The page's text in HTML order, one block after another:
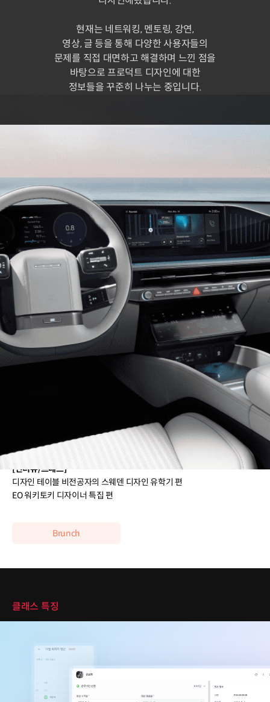
현재는 네트워킹, 멘토링, 강연,
영상, 글 등을 통해 다양한 사용자들의
문제를 직접 대면하고 해결하며 느낀 점을
바탕으로 프로덕트 디자인에 대한
정보들을 꾸준히 나누는 중입니다.
프로덕트 디자이너 이진재
현) QuotaLab Product Design Lead
전) flex Senior Product Designer / Design Chapter Lead
전) 현대자동차 인포테인먼트UX개발팀 연구원
전) 스웨덴 이노베이션 에이전시 Above Interaction Designer
전) 이노션 크리에이티브 알파팀 Creative Developer
제 35회 제일기획 아이디어 페스티벌 대상
[인터뷰/프레스]
디자인 테이블 비전공자의 스웨덴 디자인 유학기 편
EO 워키토키 디자이너 특집 편
Brunch
클래스 특징